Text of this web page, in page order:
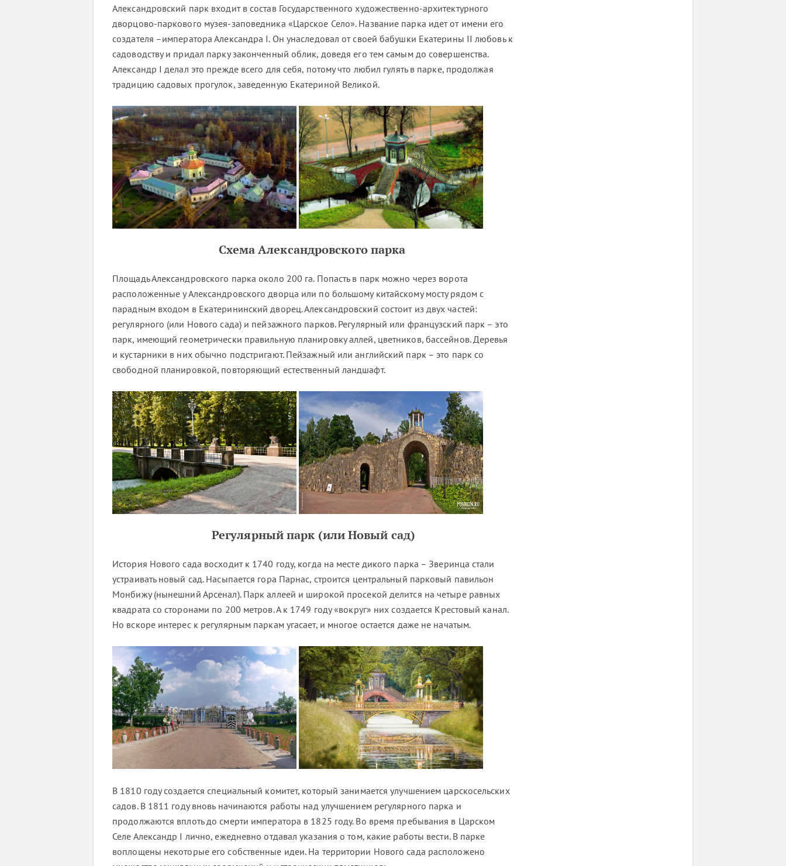
Александровский парк входит в состав Государственного художественно-архитектурного
дворцово-паркового музея-заповедника «Царское Село». Название парка идет от имени его
создателя –императора Александра I. Он унаследовал от своей бабушки Екатерины II любовь к
садоводству и придал парку законченный облик, доведя его тем самым до совершенства.
Александр I делал это прежде всего для себя, потому что любил гулять в парке, продолжая
традицию садовых прогулок, заведенную Екатериной Великой.
Схема Александровского парка
Площадь Александровского парка около 200 га. Попасть в парк можно через ворота
расположенные у Александровского дворца или по большому китайскому мосту рядом с
парадным входом в Екатерининский дворец. Александровский состоит из двух частей:
регулярного (или Нового сада) и пейзажного парков. Регулярный или французский парк – это
парк, имеющий геометрически правильную планировку аллей, цветников, бассейнов. Деревья
и кустарники в них обычно подстригают. Пейзажный или английский парк – это парк со
свободной планировкой, повторяющий естественный ландшафт.
Регулярный парк (или Новый сад)
История Нового сада восходит к 1740 году, когда на месте дикого парка – Зверинца стали
устраивать новый сад. Насыпается гора Парнас, строится центральный парковый павильон
Монбижу (нынешний Арсенал). Парк аллеей и широкой просекой делится на четыре равных
квадрата со сторонами по 200 метров. А к 1749 году «вокруг» них создается Крестовый канал.
Но вскоре интерес к регулярным паркам угасает, и многое остается даже не начатым.
В 1810 году создается специальный комитет, который занимается улучшением царскосельских
садов. В 1811 году вновь начинаются работы над улучшением регулярного парка и
продолжаются вплоть до смерти императора в 1825 году. Во время пребывания в Царском
Селе Александр I лично, ежедневно отдавал указания о том, какие работы вести. В парке
воплощены некоторые его собственные идеи. На территории Нового сада расположено